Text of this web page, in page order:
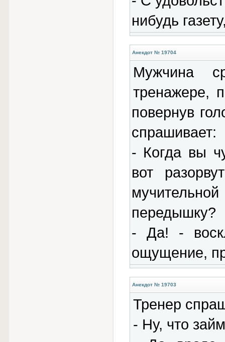
нибудь
Анекдот № 19704
Мужчина
тренажере,
повернув
спрашивает:
- Когда вы
вот
передышку?
- Да! -
ощущение,
Анекдот № 19703
Тренер
- Ну, что